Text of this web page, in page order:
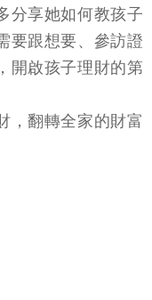
分享她如何教孩子
要跟想要、參訪證
開啟孩子理財的第
，翻轉全家的財富